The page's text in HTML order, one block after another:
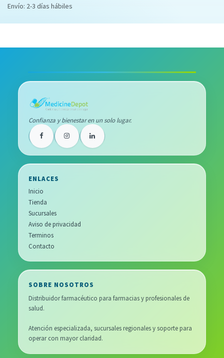
Envío: 2-3 días hábiles
Confianza y bienestar en un solo lugar.
ENLACES
Inicio
Tienda
Sucursales
Aviso de privacidad
Terminos
Contacto
SOBRE NOSOTROS
Distribuidor farmacéutico para farmacias y profesionales de
salud.
Atención especializada, sucursales regionales y soporte para
operar con mayor claridad.